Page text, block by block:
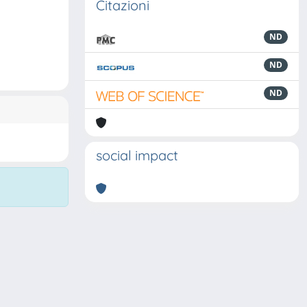
Citazioni
ND
ND
ND
social impact